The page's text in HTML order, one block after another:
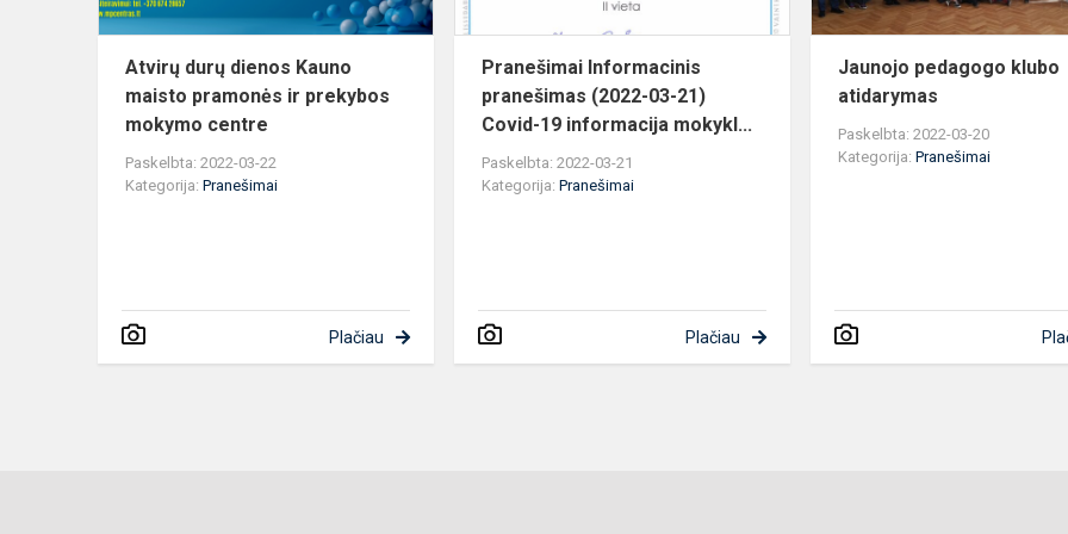
prekybos
mokymo...
Atvirų durų dienos Kauno
maisto pramonės ir prekybos
mokymo centre
Paskelbta: 2022-03-22
Kategorija: Pranešimai
Plačiau
Pranešimai Informacinis
pranešimas (2022-03-21)
Covid-19 informacija mokykl...
Paskelbta: 2022-03-21
Kategorija:Pranešimai
Plačiau
Jaunojo pedagogo klubo
atidarymas
Paskelbta: 2022-03-20
Kategorija:Pranešimai